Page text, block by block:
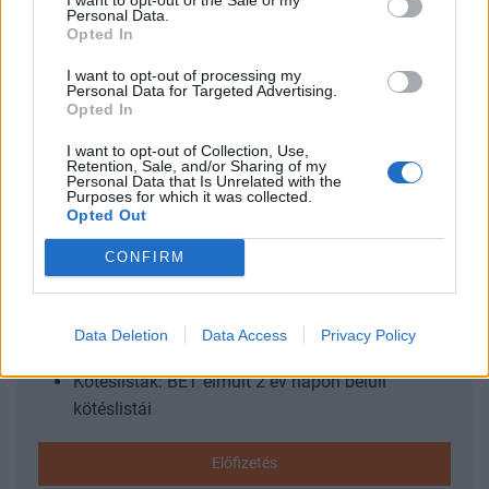
Personal Data.
Opted In
I want to opt-out of processing my
Personal Data for Targeted Advertising.
Opted In
I want to opt-out of Collection, Use,
Retention, Sale, and/or Sharing of my
Personal Data that Is Unrelated with the
Purposes for which it was collected.
Opted Out
CONFIRM
Data Deletion Data Access Privacy Policy
magánegészségügyi szektor? Jubileumi konferenciánkon
kiderül.Információ és jelentkezésLloyd Austin amerikai
védelmi miniszter nyolc napja fekszik kórházban, erről az
amerikai nyilvánosság (beleértve a Fehér Házat), viszont
csak négy nappal azután értesült, hogy a fegyveres...
KEDVES OLVASÓNK!
tartozik, melynek olvasása előfizetéses
Az előfizetés a következőket tartalmazza:
Kötéslisták: BÉT elmúlt 2 év napon belüli
kötéslistái
Előfizetés